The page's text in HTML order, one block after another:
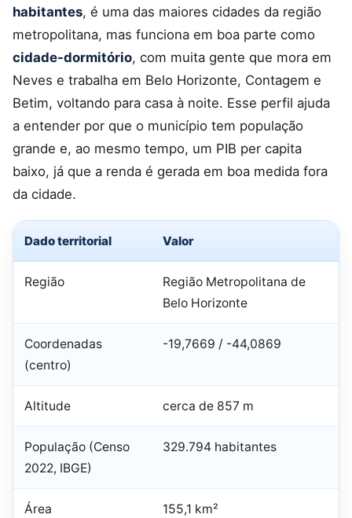
habitantes, é uma das maiores cidades da região
metropolitana, mas funciona em boa parte como
cidade-dormitório, com muita gente que mora em
Neves e trabalha em Belo Horizonte, Contagem e
Betim, voltando para casa à noite. Esse perfil ajuda
a entender por que o município tem população
grande e, ao mesmo tempo, um PIB per capita
baixo, já que a renda é gerada em boa medida fora
da cidade.
Dado territorial Valor
Região
Região Metropolitana de
Belo Horizonte
Coordenadas
(centro)
-19,7669 / -44,0869
Altitude cerca de 857 m
População (Censo
2022, IBGE)
329.794 habitantes
Área 155,1 km²